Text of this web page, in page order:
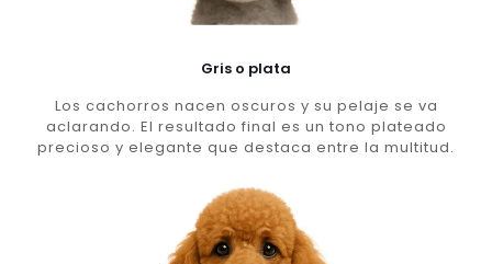
Gris o plata
Los cachorros nacen oscuros y su pelaje se va
aclarando. El resultado final es un tono plateado
precioso y elegante que destaca entre la multitud.